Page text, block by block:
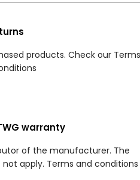
products. Check our Terms
warranty
of the manufacturer. The
apply. Terms and conditions